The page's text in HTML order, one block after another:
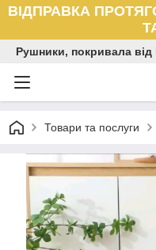
ВІДПРАВКА
Рушники, покривала від
Товари та послуги